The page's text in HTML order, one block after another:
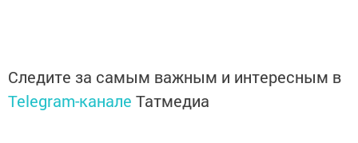
Следите за самым важным и интересным в
Telegram-канале Татмедиа